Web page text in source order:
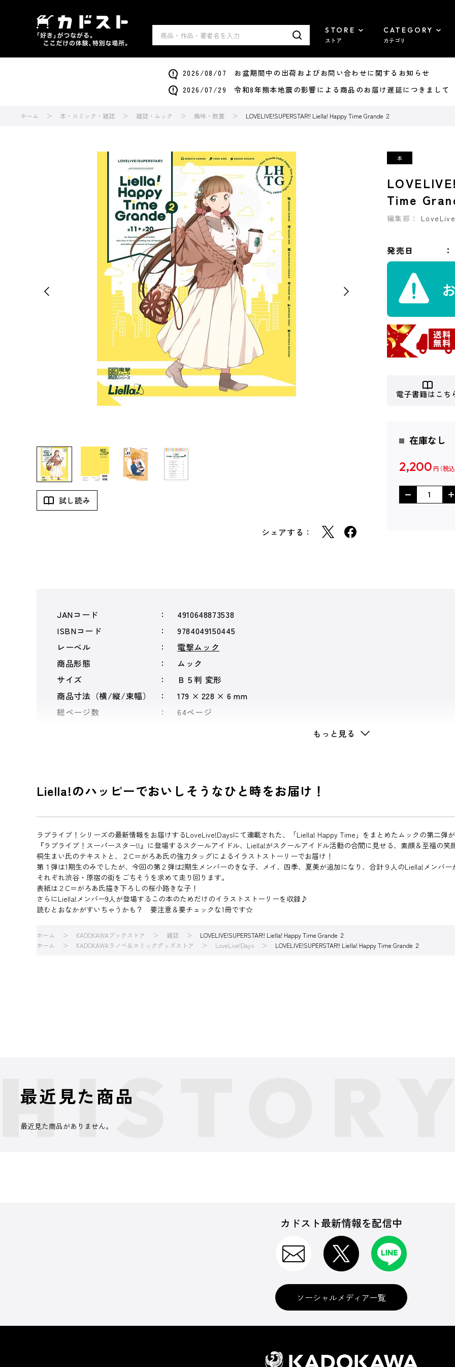
STORE
ストア
CATEGORY
カテゴリ
2026/08/07 お盆期間中の出荷およびお問い合わせに関するお知らせ
2026/07/29 令和8年熊本地震の影響による商品のお届け遅延につきまして
ホーム 本・コミック・雑誌 雑誌・ムック 趣味・教養 LOVELIVE!SUPERSTAR!! Liella! Happy Time Grande ２
試し読み
シェアする：
Time
編集部：
発売日
電子書籍はこち
在庫なし
2,200 円
JANコード
4910648873538
ISBNコード
9784049150445
レーベル
電撃ムック
商品形態
ムック
サイズ
Ｂ５判 変形
商品寸法（横/縦/束幅）
179 × 228 × 6 mm
総ページ数
64ページ
もっと見る
Liella!のハッピーでおいしそうなひと時をお届け！
ラブライブ！シリーズの最新情報をお届けするLoveLive!Daysにて連載された、「Liella! Happy Time」をまとめたムックの第二弾
『ラブライブ！スーパースター!!』に登場するスクールアイドル、Liella!がスクールアイドル活動の合間に見せる、素顔＆至福の笑
桐生まい氏のテキストと、２C＝がろあ氏の強力タッグによるイラストストーリーでお届け！
第１弾は1期生のみでしたが、今回の第２弾は2期生メンバーのきな子、メイ、四季、夏美が追加になり、合計９人のLiella!メンバー
それぞれ渋谷・原宿の街をごちそうを求めて走り回ります。
表紙は２C＝がろあ氏描き下ろしの桜小路きな子！
さらにLiella!メンバー9人が登場するこの本のためだけのイラストストーリーを収録♪
読むとおなかがすいちゃうかも？ 要注意＆要チェックな1冊です☆
ホーム KADOKAWAブックストア 雑誌
LOVELIVE!SUPERSTAR!! Liella! Happy Time Grande ２
ホーム
KADOKAWAラノベ＆コミックグッズストア LoveLive!Days LOVELIVE!SUPERSTAR!! Liella! Happy Time Grande ２
最近見た商品
最近見た商品がありません。
カドスト最新情報を配信中
ソーシャルメディア一覧